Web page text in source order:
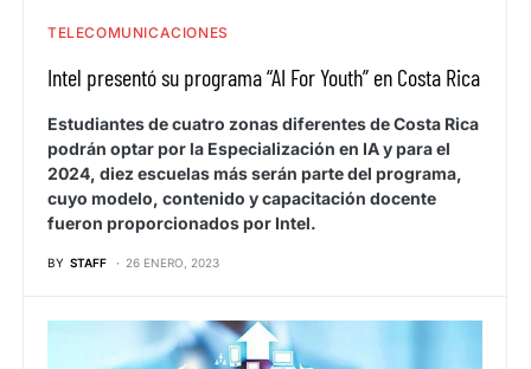
TELECOMUNICACIONES
Intel presentó su programa “AI For Youth” en Costa Rica
Estudiantes de cuatro zonas diferentes de Costa Rica
podrán optar por la Especialización en IA y para el
2024, diez escuelas más serán parte del programa,
cuyo modelo, contenido y capacitación docente
fueron proporcionados por Intel.
BY STAFF 26 ENERO, 2023